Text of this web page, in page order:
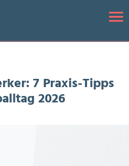
7 Praxis-Tipps für den Büroalltag
7 Praxis-Tipps
2026